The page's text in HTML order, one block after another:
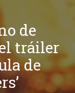
de
tráiler
de